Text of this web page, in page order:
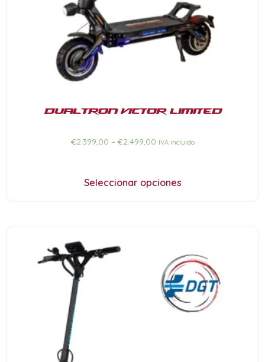
Dualtron Victor Limited
€2.399,00 – €2.499,00 IVA incluido
Seleccionar opciones